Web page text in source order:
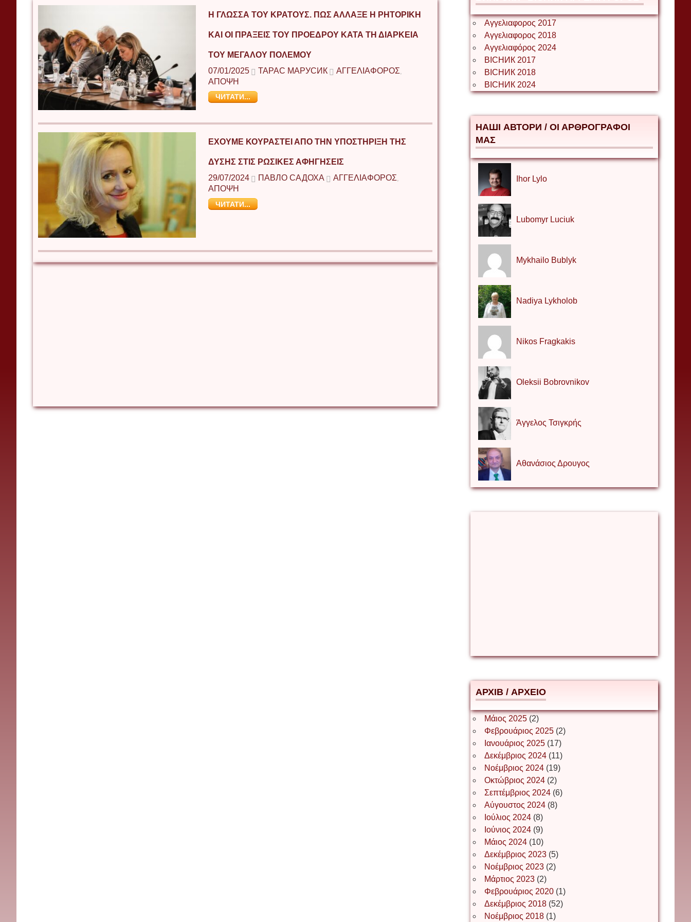
Η ΓΛΏΣΣΑ ΤΟΥ ΚΡΆΤΟΥΣ. ΠΏΣ ΆΛΛΑΞΕ Η ΡΗΤΟΡΙΚΉ
ΚΑΙ ΟΙ ΠΡΆΞΕΙΣ ΤΟΥ ΠΡΟΈΔΡΟΥ ΚΑΤΆ ΤΗ ΔΙΆΡΚΕΙΑ
ΤΟΥ ΜΕΓΆΛΟΥ ΠΟΛΈΜΟΥ
07/01/2025
ТАРАС МАРУСИК ΑΓΓΕΛΙΑΦΟΡΟΣ
ΑΠΟΨΗ
ЧИТАТИ...
ΈΧΟΥΜΕ ΚΟΥΡΑΣΤΕΊ ΑΠΌ ΤΗΝ ΥΠΟΣΤΉΡΙΞΗ ΤΗΣ
ΔΎΣΗΣ ΣΤΙΣ ΡΩΣΙΚΈΣ ΑΦΗΓΉΣΕΙΣ
29/07/2024
ПАВЛО САДОХА ΑΓΓΕΛΙΑΦΟΡΟΣ,
ΑΠΟΨΗ
ЧИТАТИ...
Αγγελιαφορος 2017
Αγγελιαφορος 2018
Αγγελιαφόρος 2024
ВІСНИК 2017
ВІСНИК 2018
ВІСНИК 2024
НАШІ АВТОРИ / ΟΙ ΑΡΘΡΟΓΡΑΦΟΙ
ΜΑΣ
Ihor Lylo
Lubomyr Luciuk
Mykhailo Bublyk
Nadiya Lykholob
Nikos Fragkakis
Oleksii Bobrovnikov
Άγγελος Τσιγκρής
Αθανάσιος Δρουγος
Δημήτριος Ζακοντινός
ΕΥΑΓΓΕΛΟΣ ΜΩΚΟΣ
Ιωάννης Σ. Παπαφλωράτος
ΝΙΚΟΣ ΓΑΤΟΣ
Νίκος Λυγερός
АРХІВ / ΑΡΧΕΙΟ
Μάιος 2025 (2)
Φεβρουάριος 2025 (2)
Ιανουάριος 2025 (17)
Δεκέμβριος 2024 (11)
Νοέμβριος 2024 (19)
Οκτώβριος 2024 (2)
Σεπτέμβριος 2024 (6)
Αύγουστος 2024 (8)
Ιούλιος 2024 (8)
Ιούνιος 2024 (9)
Μάιος 2024 (10)
Δεκέμβριος 2023 (5)
Νοέμβριος 2023 (2)
Μάρτιος 2023 (2)
Φεβρουάριος 2020 (1)
Δεκέμβριος 2018 (52)
Νοέμβριος 2018 (1)